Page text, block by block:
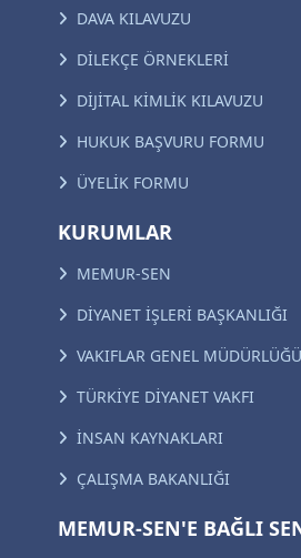
DAVA KILAVUZU
DİLEKÇE ÖRNEKLERİ
DİJİTAL KİMLİK KILAVUZU
HUKUK BAŞVURU FORMU
ÜYELİK FORMU
KURUMLAR
MEMUR-SEN
DİYANET İŞLERİ BAŞKANLIĞI
VAKIFLAR GENEL MÜDÜRLÜĞÜ
TÜRKİYE DİYANET VAKFI
İNSAN KAYNAKLARI
ÇALIŞMA BAKANLIĞI
MEMUR-SEN'E BAĞLI